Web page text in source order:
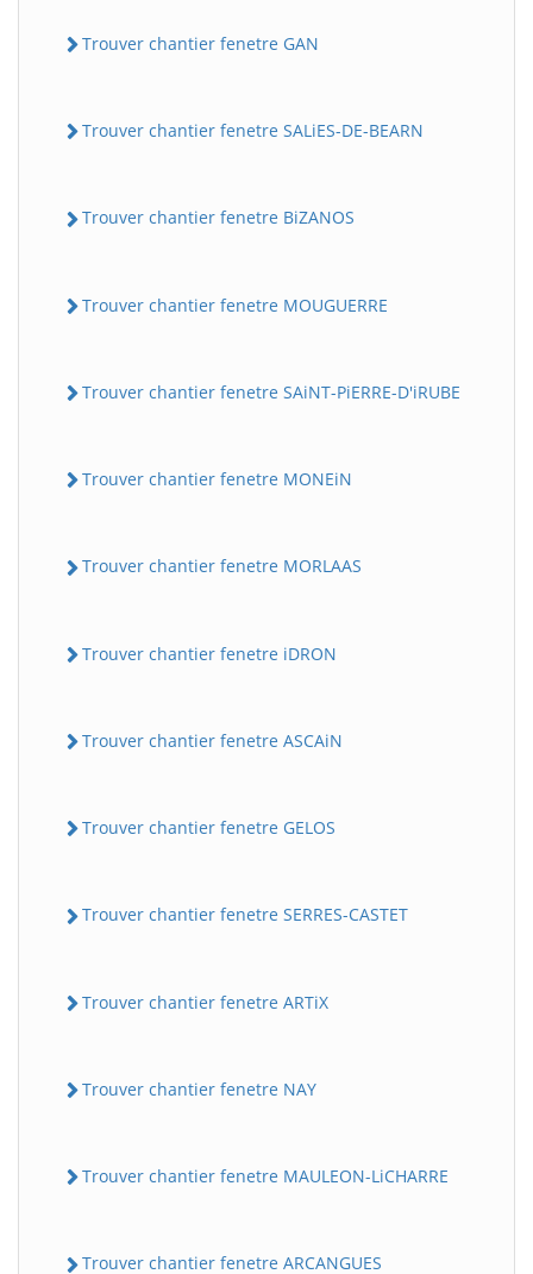
Trouver chantier fenetre GAN
Trouver chantier fenetre SALiES-DE-BEARN
Trouver chantier fenetre BiZANOS
Trouver chantier fenetre MOUGUERRE
Trouver chantier fenetre SAiNT-PiERRE-D'iRUBE
Trouver chantier fenetre MONEiN
Trouver chantier fenetre MORLAAS
Trouver chantier fenetre iDRON
Trouver chantier fenetre ASCAiN
Trouver chantier fenetre GELOS
Trouver chantier fenetre SERRES-CASTET
Trouver chantier fenetre ARTiX
Trouver chantier fenetre NAY
Trouver chantier fenetre MAULEON-LiCHARRE
Trouver chantier fenetre ARCANGUES